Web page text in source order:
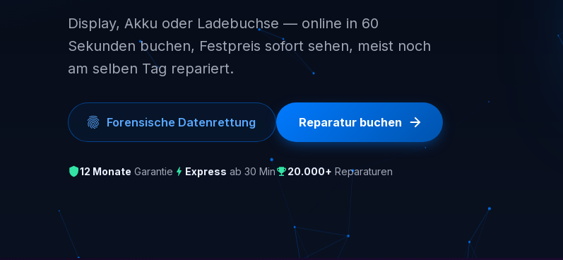
Display, Akku oder Ladebuchse — online in 60
Sekunden buchen, Festpreis sofort sehen, meist noch
am selben Tag repariert.
Forensische Datenrettung Reparatur buchen
12 Monate Garantie Express ab 30 Min 20.000+ Reparaturen